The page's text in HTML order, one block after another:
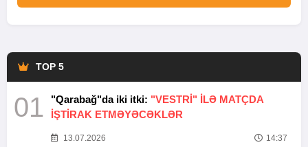
TOP 5
01 "Qarabağ"da iki itki: "VESTRİ" İLƏ MATÇDA
İŞTİRAK ETMƏYƏCƏKLƏR
13.07.2026 14:37